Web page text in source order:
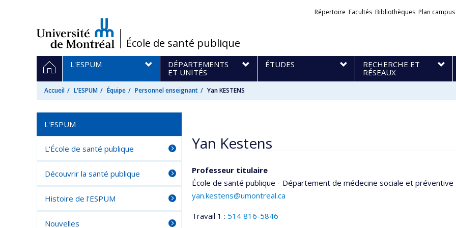
/École de santé publique
Liens
Répertoire Facultés Bibliothèques Plan campus
Navigation
principale
ACCUEIL
L'ESPUM
DÉPARTEMENTS
ET UNITÉS
ÉTUDES
RECHERCHE ET
RÉSEAUX
Accueil L'ESPUM Équipe Personnel enseignant Yan KESTENS
Yan Kestens
Professeur titulaire
École de santé publique - Département de médecine sociale et préventive
yan.kestens@umontreal.ca
Travail 1 : 514 816-5846
L'ESPUM
L'École de santé publique
Découvrir la santé publique
Histoire de l'ESPUM
Nouvelles